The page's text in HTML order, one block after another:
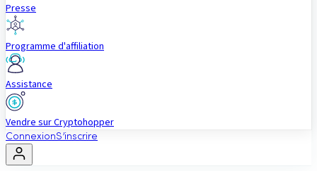
Presse
Programme d'affiliation
Assistance
Vendre sur Cryptohopper
ConnexionS’inscrire